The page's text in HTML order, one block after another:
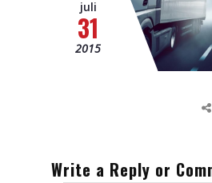
juli
31
2015
Write a Reply or